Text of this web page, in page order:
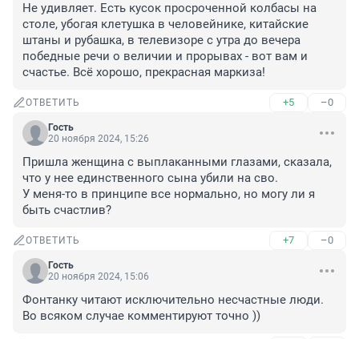
Не удивляет. Есть кусок просроченной колбасы на
столе, убогая клетушка в человейнике, китайские
штаны и рубашка, в телевизоре с утра до вечера
победные речи о величии и прорывах - вот вам и
счастье. Всё хорошо, прекрасная маркиза!
ОТВЕТИТЬ +5 –0
Гость
20 ноября 2024, 15:26
Пришла женщина с выплаканными глазами, сказала,
что у нее единственного сына убили на сво.
У меня-то в принципе все нормально, но могу ли я
быть счастлив?
ОТВЕТИТЬ +7 –0
Гость
20 ноября 2024, 15:06
Фонтанку читают исключительно несчастные люди.
Во всяком случае комментируют точно ))